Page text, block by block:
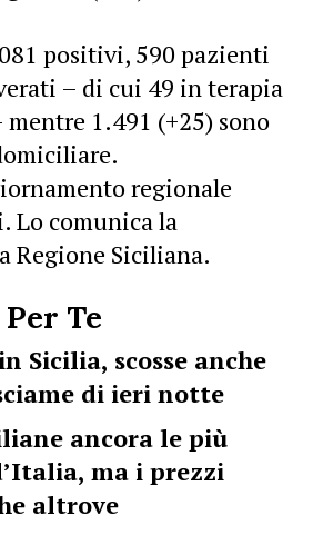
positivi, 590 pazienti
– di cui 49 in terapia
1.491 (+25) sono
regionale
Lo comunica la
Regione Siciliana.
Te
Sicilia, scosse anche
di ieri notte
ancora le più
ma i prezzi
altrove